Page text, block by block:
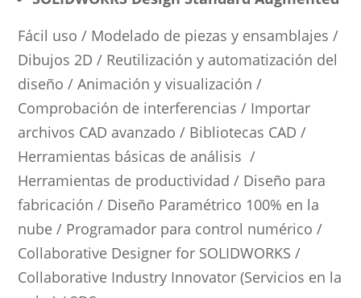
Fácil uso / Modelado de piezas y ensamblajes /
Dibujos 2D / Reutilización y automatización del
diseño / Animación y visualización /
Comprobación de interferencias / Importar
archivos CAD avanzado / Bibliotecas CAD /
Herramientas básicas de análisis /
Herramientas de productividad / Diseño para
fabricación / Diseño Paramétrico 100% en la
nube / Programador para control numérico /
Collaborative Designer for SOLIDWORKS /
Collaborative Industry Innovator (Servicios en la